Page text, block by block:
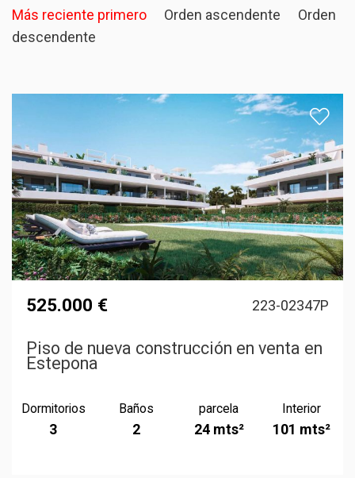
Más reciente primero Orden ascendente
Orden
descendente
525.000 € 223-02347P
Piso de nueva construcción en venta en
Estepona
Dormitorios
3
Baños
2
parcela
24 mts²
Interior
101 mts²